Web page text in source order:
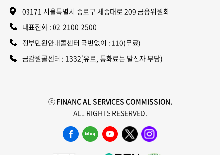
03171 서울특별시 종로구 세종대로 209 금융위원회
대표전화 : 02-2100-2500
정부민원안내콜센터 국번없이 : 110(무료)
금감원콜센터 : 1332(유료, 통화료는 발신자 부담)
ⓒ FINANCIAL SERVICES COMMISSION.
ALL RIGHTS RESERVED.